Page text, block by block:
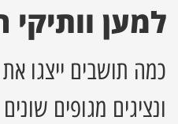
למען וותיקי
כמה תושבים ייצגו
ונציגים מגופים